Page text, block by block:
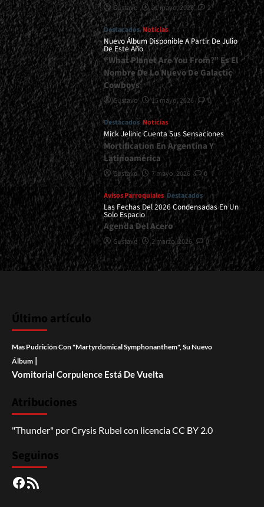
Gustavo 21 mayo, 2026 2
Destacados Noticias
Nuevo Álbum Disponible A Partir De Julio
De Este Año
“What Planet Are You From?” Es El
Nombre De Lo Nuevo De Galactic
Cowboys
Gustavo 15 mayo, 2026 0
Destacados Noticias
Mick Jelinic Cuenta Sus Sensaciones
Mortification En Argentina Y
Latinoamérica
Gustavo 7 mayo, 2026 0
Avisos Parroquiales Destacados
Las Fechas Del 2026 Condensadas En Un
Solo Espacio
Agenda Del Acero
Gustavo 2 marzo, 2026 0
Último artículo
Mas Pudrición Con "Martyrdomical Symphonanthem", Su Nuevo
Álbum |
Vomitorial Corpulence Está De Vuelta
Atribuciones
"Thunder" porCrysis Rubel con licenciaCC BY 2.0
Seguinos
Facebook
RSS